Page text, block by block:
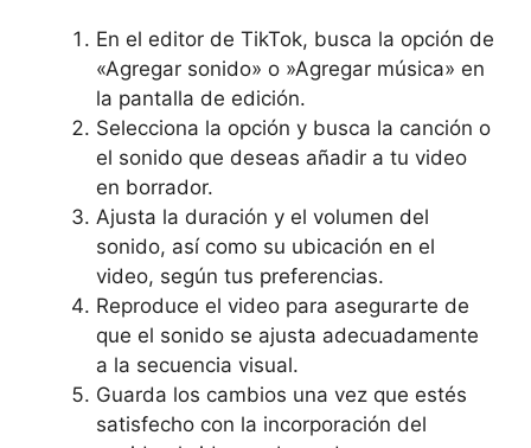
En el editor de TikTok, busca la opción de
«Agregar sonido» o ⁣»Agregar ⁤música» en
la⁤ pantalla de edición.
Selecciona la opción y busca⁤ la canción o
el sonido​ que deseas añadir a tu video
en borrador.
Ajusta la duración ‌y el volumen del‌
sonido, así como su ubicación en el
video, según tus ⁣preferencias.
Reproduce el video para asegurarte de
que el sonido se ajusta adecuadamente
a la secuencia visual.
Guarda los cambios una vez‌ que estés
satisfecho con la incorporación del